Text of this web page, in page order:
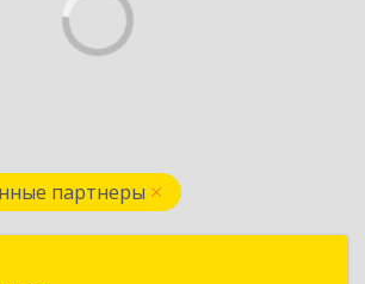
партнеры